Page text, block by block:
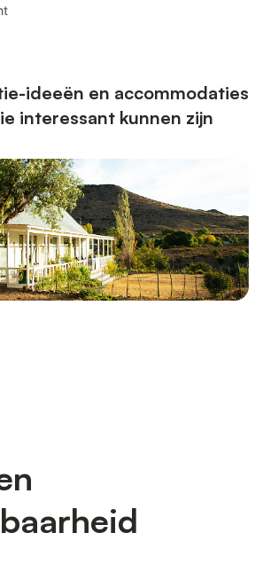
Nationaal Park Duinen van Texel ligt
sch...ideeën en accommodaties
interessant kunnen zijn